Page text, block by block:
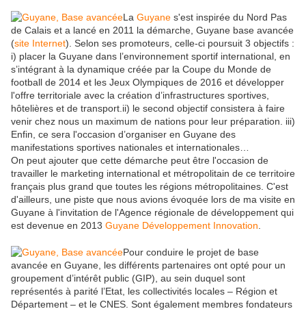
La Guyane s'est inspirée du Nord Pas
de Calais et a lancé en 2011 la démarche, Guyane base avancée
(site Internet). Selon ses promoteurs, celle-ci poursuit 3 objectifs :
i) placer la Guyane dans l’environnement sportif international, en
s’intégrant à la dynamique créée par la Coupe du Monde de
football de 2014 et les Jeux Olympiques de 2016 et développer
l'offre territoriale avec la création d’infrastructures sportives,
hôtelières et de transport.ii) le second objectif consistera à faire
venir chez nous un maximum de nations pour leur préparation. iii)
Enfin, ce sera l'occasion d’organiser en Guyane des
manifestations sportives nationales et internationales…
On peut ajouter que cette démarche peut être l'occasion de
travailler le marketing international et métropolitain de ce territoire
français plus grand que toutes les régions métropolitaines. C'est
d'ailleurs, une piste que nous avions évoquée lors de ma visite en
Guyane à l'invitation de l'Agence régionale de développement qui
est devenue en 2013 Guyane Développement Innovation
Pour conduire le projet de base
avancée en Guyane, les différents partenaires ont opté pour un
groupement d’intérêt public (GIP), au sein duquel sont
représentés à parité l’Etat, les collectivités locales – Région et
Département – et le CNES. Sont également membres fondateurs